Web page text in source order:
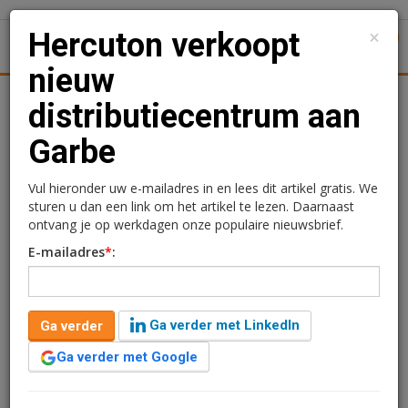
Juridisch | Fiscaal
Hercuton verkoopt nieuw
distributiecentrum aan
Garbe
Het moderne distributiecentrum wordt gebouwd op het
bedrijventerrein Stichtse Kant in Almere.
Bouwcombinatie Hercuton/Remco Ruimtebouw is
×
Hercuton verkoopt
nieuw
distributiecentrum aan
Garbe
Vul hieronder uw e-mailadres in en lees dit artikel gratis. We
sturen u dan een link om het artikel te lezen. Daarnaast
ontvang je op werkdagen onze populaire nieuwsbrief.
E-mailadres*:
Ga verder
Ga verder met LinkedIn
Ga verder met Google